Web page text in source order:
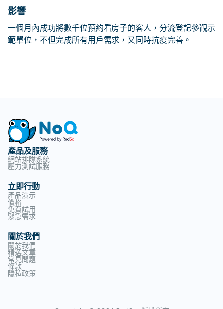
影響
一個月內成功將數千位預約看房子的客人，分流登記參觀示
範單位，不但完成所有用戶需求，又同時抗疫完善。
產品及服務
網站排隊系統
壓力測試服務
立即行動
產品演示
價格
免費試用
緊急需求
關於我們
關於我們
精選文章
常見問題
條款
隱私政策